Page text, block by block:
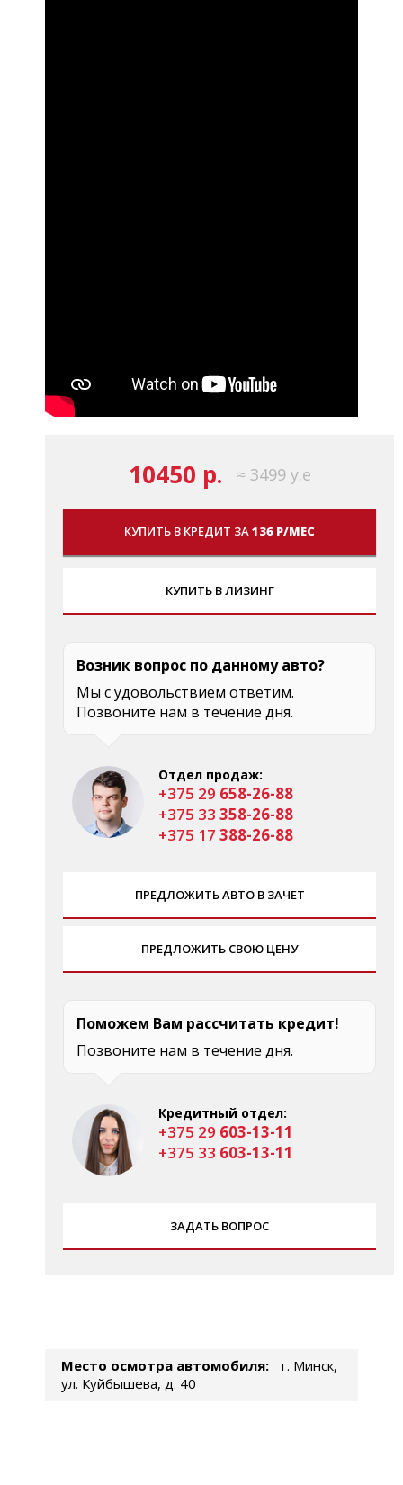
10450 р. ≈ 3499 у.е
КУПИТЬ В КРЕДИТ ЗА136 Р/МЕС
КУПИТЬ В ЛИЗИНГ
Возник вопрос по данному авто?
Мы с удовольствием ответим.
Позвоните нам в течение дня.
Отдел продаж:
+375 29 658-26-88
+375 33 358-26-88
+375 17 388-26-88
ПРЕДЛОЖИТЬ АВТО В ЗАЧЕТ
ПРЕДЛОЖИТЬ СВОЮ ЦЕНУ
Поможем Вам рассчитать кредит!
Позвоните нам в течение дня.
Кредитный отдел:
+375 29 603-13-11
+375 33 603-13-11
ЗАДАТЬ ВОПРОС
Место осмотра автомобиля:
г. Минск,
ул. Куйбышева, д. 40